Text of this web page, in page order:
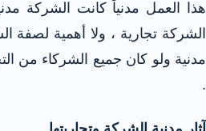
هذا العمل مدنياً كانت الشركة
الشركة تجارية ، ولا أهمية لصفة
مدنية ولو كان جميع الشركاء من
.